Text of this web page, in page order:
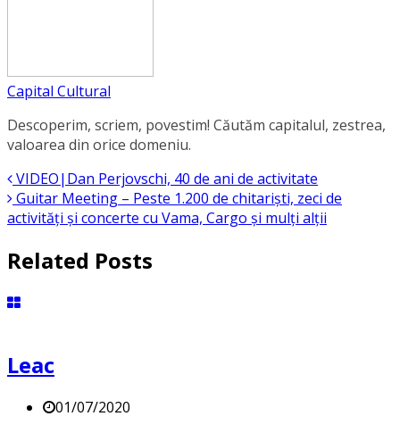
Capital Cultural
Descoperim, scriem, povestim! Căutăm capitalul, zestrea,
valoarea din orice domeniu.
VIDEO|Dan Perjovschi, 40 de ani de activitate
Guitar Meeting – Peste 1.200 de chitariști, zeci de
activități și concerte cu Vama, Cargo și mulți alții
Related Posts
Leac
01/07/2020